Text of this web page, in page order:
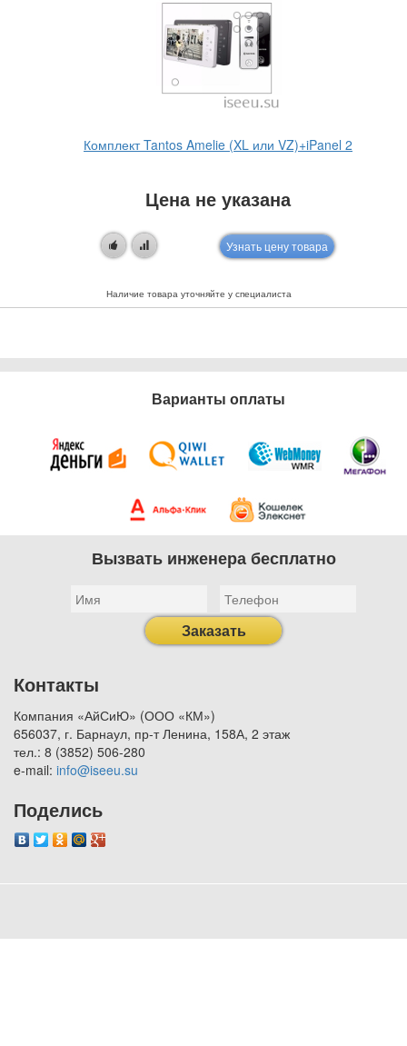
Комплект Tantos Amelie (XL или VZ)+iPanel 2
Цена не указана
Узнать цену товара
Наличие товара уточняйте у специалиста
Варианты оплаты
Вызвать инженера бесплатно
Заказать
Контакты
Компания «АйСиЮ» (ООО «КМ»)
656037, г. Барнаул, пр-т Ленина, 158А, 2 этаж
тел.: 8 (3852) 506-280
e-mail: info@iseeu.su
Поделись